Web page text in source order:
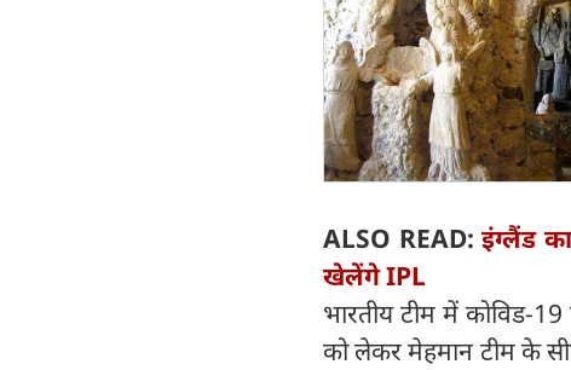
ALSO READ:इंग्लैंड
खेलेंगे IPL
भारतीय टीम में कोविड-
को लेकर मेहमान टीम के